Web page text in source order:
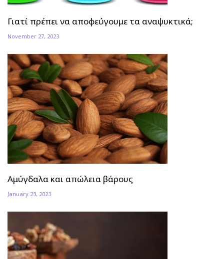
Γιατί πρέπει να αποφεύγουμε τα αναψυκτικά;
November 27, 2023
Αμύγδαλα και απώλεια βάρους
January 23, 2023